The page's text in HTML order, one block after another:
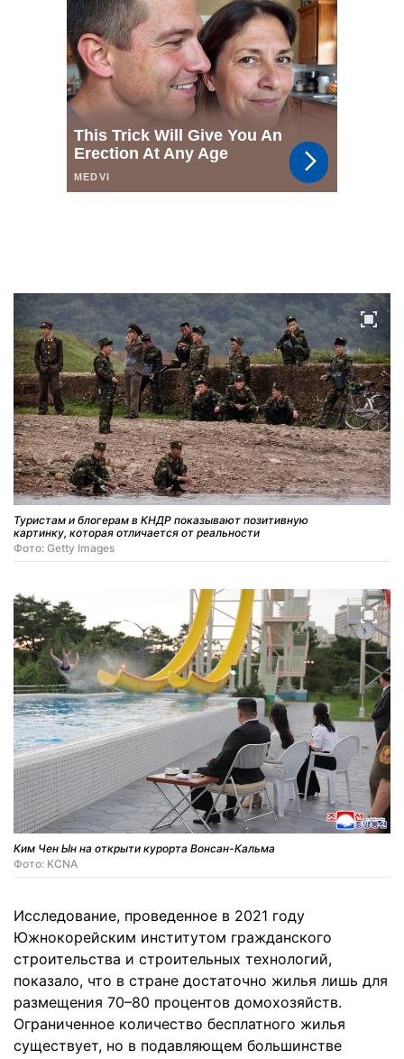
Туристам и блогерам в КНДР показывают позитивную
картинку, которая отличается от реальности
Фото: Getty Images
Ким Чен Ын на открыти курорта Вонсан-Кальма
Фото: KCNA
Исследование, проведенное в 2021 году
Южнокорейским институтом гражданского
строительства и строительных технологий,
показало, что в стране достаточно жилья лишь для
размещения 70–80 процентов домохозяйств.
Ограниченное количество бесплатного жилья
существует, но в подавляющем большинстве